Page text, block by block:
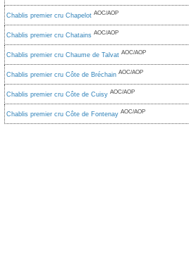
Chablis premier cru Chapelot AOC/AOP
Chablis premier cru Chatains AOC/AOP
Chablis premier cru Chaume de Talvat AOC/AOP
Chablis premier cru Côte de Bréchain AOC/AOP
Chablis premier cru Côte de Cuisy AOC/AOP
Chablis premier cru Côte de Fontenay AOC/AOP